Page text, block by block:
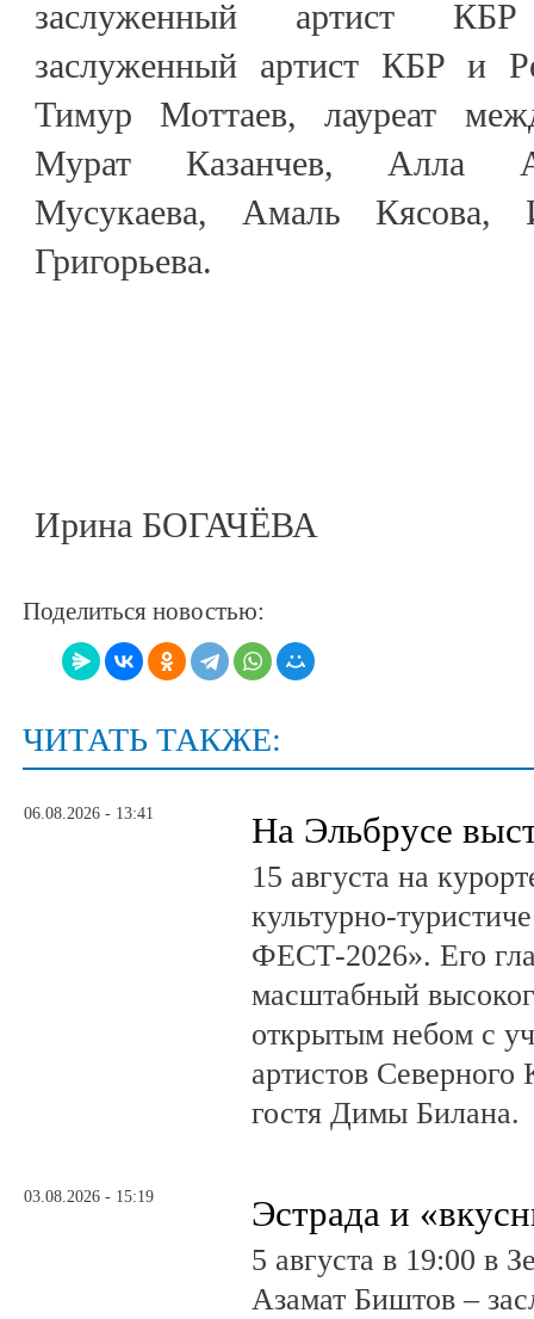
заслуженный артист
заслуженный артист КБР и
Тимур Моттаев, лауреат
Мурат Казанчев, Алла
Мусукаева, Амаль Кясова,
Григорьева.
Ирина БОГАЧЁВА
Поделиться новостью:
ЧИТАТЬ ТАКЖЕ:
06.08.2026 - 13:41 На Эльбрусе
15 августа на
культурно-
ФЕСТ-2026». Его
масштабный
открытым небом с
артистов Северного
гостя Димы Билана.
03.08.2026 - 15:19 Эстрада и
5 августа в 19:00 в
Азамат Биштов –